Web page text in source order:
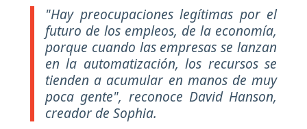
"Hay preocupaciones legítimas por el
futuro de los empleos, de la economía,
porque cuando las empresas se lanzan
en la automatización, los recursos se
tienden a acumular en manos de muy
poca gente", reconoce David Hanson,
creador de Sophia.